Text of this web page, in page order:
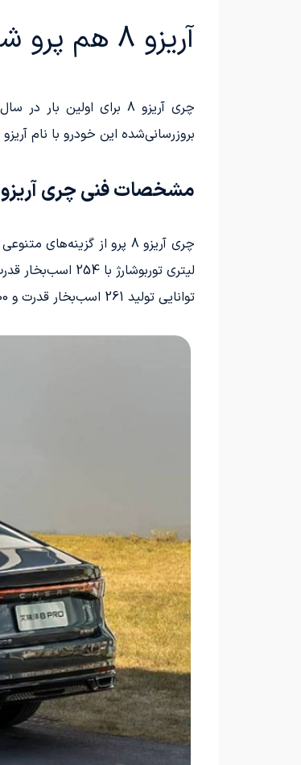
آریزو 8 هم پرو شد؛ بروزرسانی سدان پرچمدار چری
بروزرسانی‌شده این خودرو با نام آریزو 8 پرو منتشر کرد. این مدل با تغییرات جذاب در طراحی داخلی و بدنه، اما بدون تغییر در مشخصات فنی، به بازار عرضه گردید.
مشخصات فنی چری آریزو 8 پرو
توانایی تولید 261 اسب‌بخار قدرت و 400 نیوتن‌متر گشتاور را دارد.